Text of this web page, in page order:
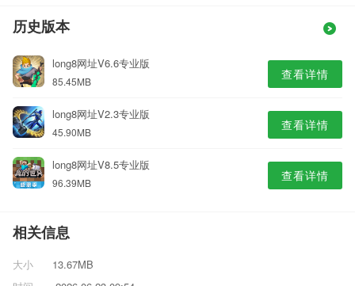
历史版本
long8网址V6.6专业版
85.45MB 查看详情
long8网址V2.3专业版
45.90MB 查看详情
long8网址V8.5专业版
96.39MB 查看详情
相关信息
大小
13.67MB